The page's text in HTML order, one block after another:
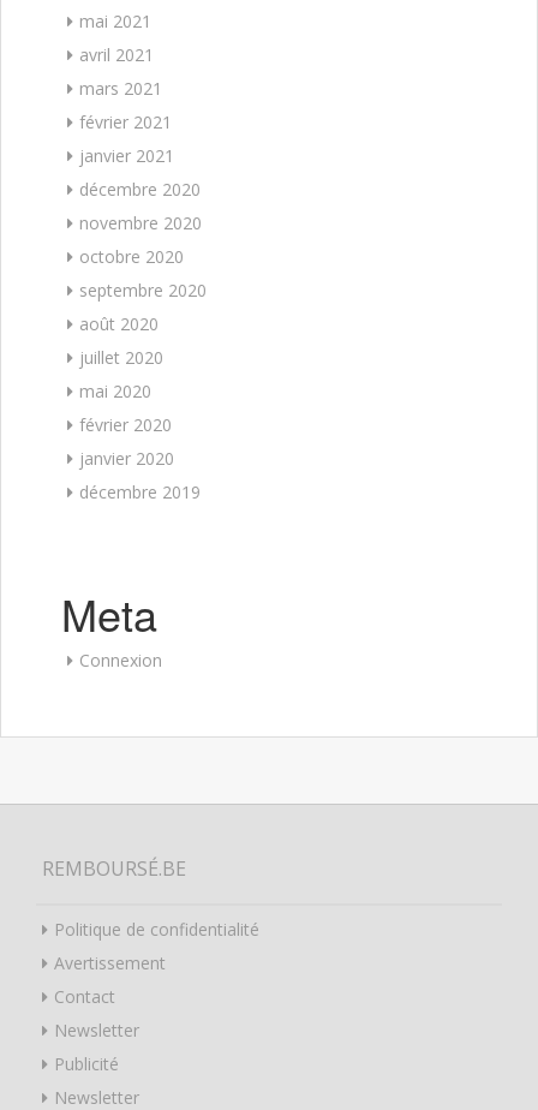
mai 2021
avril 2021
mars 2021
février 2021
janvier 2021
décembre 2020
novembre 2020
octobre 2020
septembre 2020
août 2020
juillet 2020
mai 2020
février 2020
janvier 2020
décembre 2019
Meta
Connexion
REMBOURSÉ.BE
Politique de confidentialité
Avertissement
Contact
Newsletter
Publicité
Newsletter